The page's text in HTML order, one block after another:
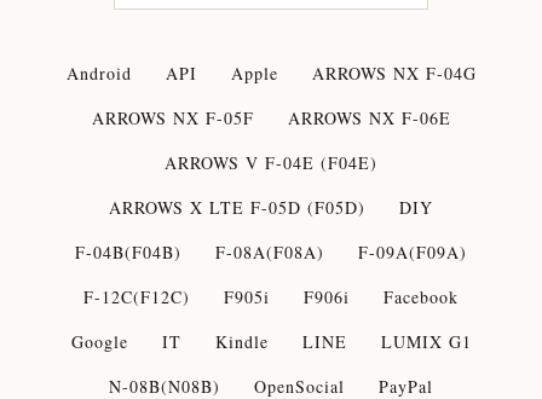
Android API Apple
ARROWS NX F-04G
ARROWS NX F-05F
ARROWS NX F-06E
ARROWS V F-04E (F04E)
ARROWS X LTE F-05D (F05D)
DIY
F-04B(F04B)
F-08A(F08A)
F-09A(F09A)
F-12C(F12C)
F905i F906i
Facebook
Google
IT Kindle LINE
LUMIX G1
N-08B(N08B)
OpenSocial
PayPal